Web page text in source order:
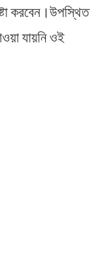
করবেন।উপস্থিত
যায়নি ওই